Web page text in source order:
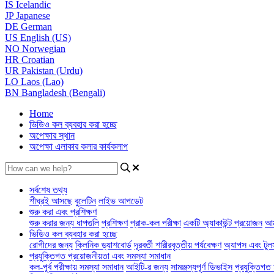
IS Icelandic
JPJapanese
DE German
US English (US)
NO Norwegian
HR Croatian
UR Pakistan (Urdu)
LO Laos (Lao)
BN Bangladesh (Bengali)
Home
ভিডিও কল ব্যবহার করা হচ্ছে
অপেক্ষার স্থান
অপেক্ষা এলাকার কলার কার্যকলাপ
সর্বশেষ তথ্য
শীঘ্রই আসছে বুলেটিন লাইভ আপডেট
শুরু করা এবং প্রশিক্ষণ
শুরু করার জন্য ধাপগুলি প্রশিক্ষণ প্রাক-কল পরীক্ষা একটি অ্যাকাউন্ট প্রয়োজন
ভিডিও কল ব্যবহার করা হচ্ছে
রোগীদের জন্য ক্লিনিক ড্যাশবোর্ড দূরবর্তী শারীরবৃত্তীয় পর্যবেক্ষণ অ্যাপস এবং
প্রযুক্তিগত প্রয়োজনীয়তা এবং সমস্যা সমাধান
কল-পূর্ব পরীক্ষায় সমস্যা সমাধান আইটি-র জন্য সামঞ্জস্যপূর্ণ ডিভাইস প্রযুক্তিগত